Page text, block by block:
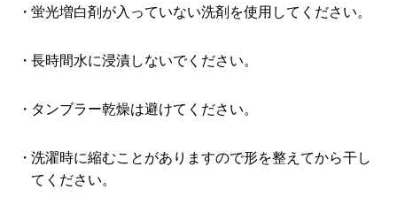
蛍光増白剤が入っていない洗剤を使用してください。
長時間水に浸漬しないでください。
タンブラー乾燥は避けてください。
洗濯時に縮むことがありますので形を整えてから干し
てください。